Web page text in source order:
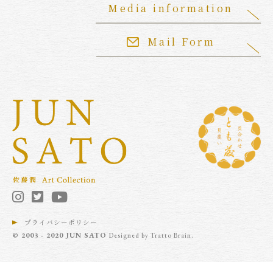
Mail Form
Media information
© 2003 - 2020 JUN SATO Designed by Tratto Brain.
プライバシーポリシー